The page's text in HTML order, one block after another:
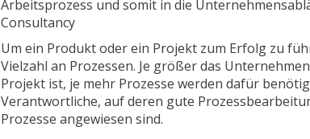
Arbeitsprozess und somit in die
Consultancy
Um ein Produkt oder ein Projekt zum Erfolg zu
Vielzahl an Prozessen. Je größer das
Projekt ist, je mehr Prozesse werden dafür
Verantwortliche, auf deren gute
Prozesse angewiesen sind.